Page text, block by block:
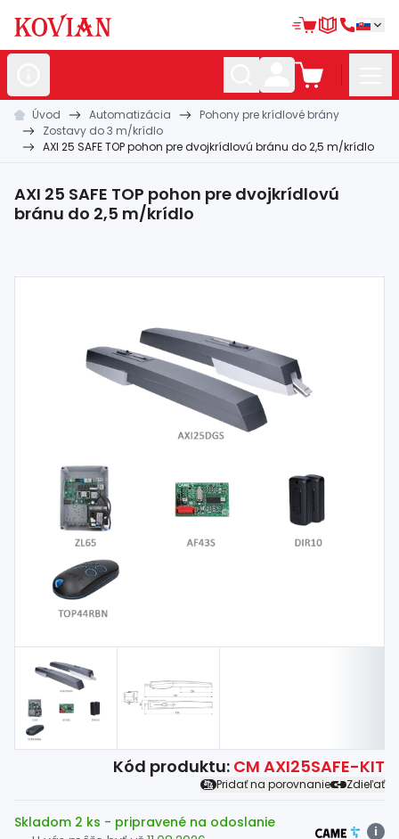
Nerezovépolotovary
Hliníkovépolotovary
Kovanépolotovary
madlá
záhrada
materiál
Úvod Automatizácia
Pohony pre krídlové brány
Zostavy do 3 m/krídlo
AXI 25 SAFE TOP pohon pre dvojkrídlovú bránu do 2,5 m/krídlo
AXI 25 SAFE TOP pohon pre dvojkrídlovú
bránu do 2,5 m/krídlo
Kód produktu: CM AXI25SAFE-KIT
Pridať na porovnanie Zdieľať
Skladom 2 ks - pripravené na odoslanie
i